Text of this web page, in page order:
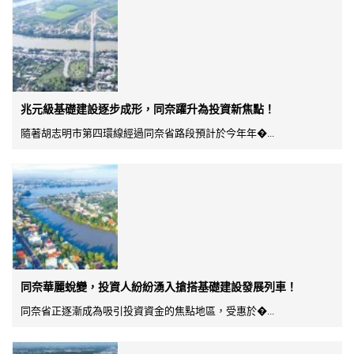
兆元級基礎建設逐步成形，同奈躍升為投資新焦點！
隨著胡志明市第四環線經過同奈省路段預計於今年年�...
同奈華麗蛻變，投資人紛紛湧入搶搭基礎建設發展列車！
同奈省正逐漸成為吸引投資資金的焦點地區，受惠於�...